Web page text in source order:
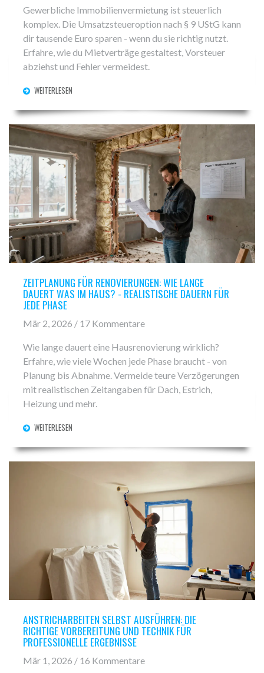
Gewerbliche Immobilienvermietung ist steuerlich
komplex. Die Umsatzsteueroption nach § 9 UStG kann
dir tausende Euro sparen - wenn du sie richtig nutzt.
Erfahre, wie du Mietverträge gestaltest, Vorsteuer
abziehst und Fehler vermeidest.
WEITERLESEN
ZEITPLANUNG FÜR RENOVIERUNGEN: WIE LANGE
DAUERT WAS IM HAUS? - REALISTISCHE DAUERN FÜR
JEDE PHASE
Mär 2, 2026 / 17 Kommentare
Wie lange dauert eine Hausrenovierung wirklich?
Erfahre, wie viele Wochen jede Phase braucht - von
Planung bis Abnahme. Vermeide teure Verzögerungen
mit realistischen Zeitangaben für Dach, Estrich,
Heizung und mehr.
WEITERLESEN
ANSTRICHARBEITEN SELBST AUSFÜHREN: DIE
RICHTIGE VORBEREITUNG UND TECHNIK FÜR
PROFESSIONELLE ERGEBNISSE
Mär 1, 2026 / 16 Kommentare